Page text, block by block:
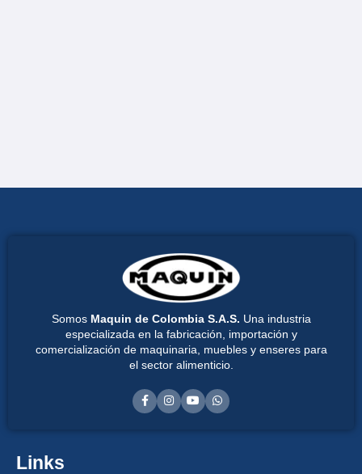
Somos Maquin de Colombia S.A.S. Una industria
especializada en la fabricación, importación y
comercialización de maquinaria, muebles y enseres para
el sector alimenticio.
Links